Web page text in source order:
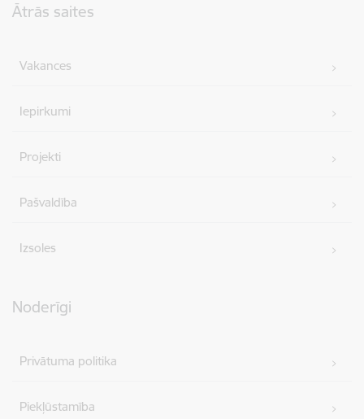
Ātrās saites
Vakances
Iepirkumi
Projekti
Pašvaldība
Izsoles
Noderīgi
Privātuma politika
Piekļūstamība